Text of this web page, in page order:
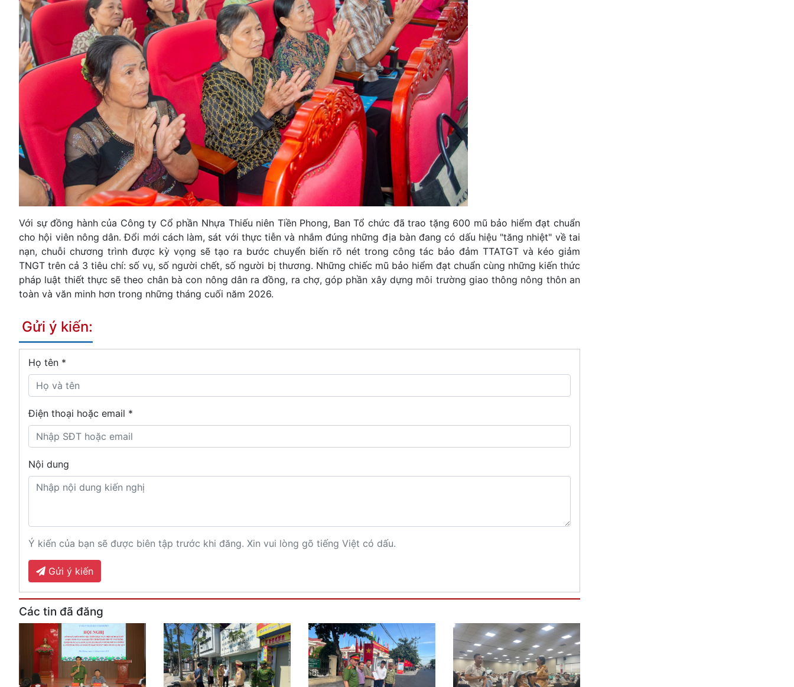
Với sự đồng hành của Công ty Cổ phần Nhựa Thiếu niên Tiền Phong, Ban Tổ chức đã trao tặng 600 mũ bảo hiểm đạt chuẩn
cho hội viên nông dân. Đổi mới cách làm, sát với thực tiễn và nhắm đúng những địa bàn đang có dấu hiệu "tăng nhiệt" về tai
nạn, chuỗi chương trình được kỳ vọng sẽ tạo ra bước chuyển biến rõ nét trong công tác bảo đảm TTATGT và kéo giảm
TNGT trên cả 3 tiêu chí: số vụ, số người chết, số người bị thương. Những chiếc mũ bảo hiểm đạt chuẩn cùng những kiến thức
pháp luật thiết thực sẽ theo chân bà con nông dân ra đồng, ra chợ, góp phần xây dựng môi trường giao thông nông thôn an
toàn và văn minh hơn trong những tháng cuối năm 2026.
Gửi ý kiến:
Họ tên *
Điện thoại hoặc email *
Nội dung
Ý kiến của bạn sẽ được biên tập trước khi đăng. Xin vui lòng gõ tiếng Việt có dấu.
Gửi ý kiến
Các tin đã đăng